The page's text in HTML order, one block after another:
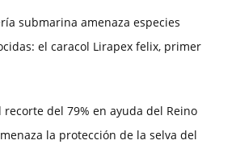
submarina amenaza especies
el caracol Lirapex felix, primer
recorte del 79% en ayuda del Reino
la protección de la selva del